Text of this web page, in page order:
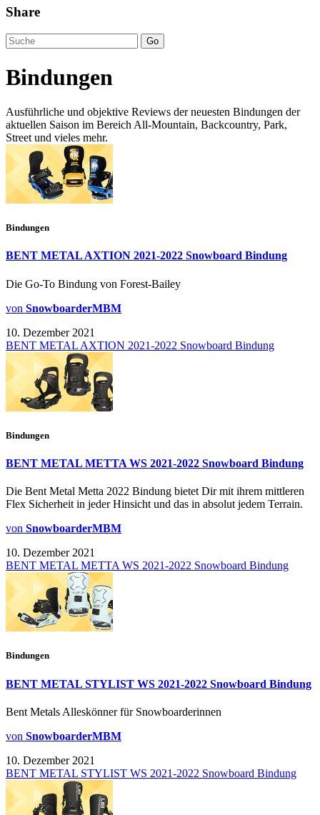
Share
Go
Bindungen
Ausführliche und objektive Reviews der neuesten Bindungen der
aktuellen Saison im Bereich All-Mountain, Backcountry, Park,
Street und vieles mehr.
Bindungen
BENT METAL AXTION 2021-2022 Snowboard Bindung
Die Go-To Bindung von Forest-Bailey
von SnowboarderMBM
10. Dezember 2021
BENT METAL AXTION 2021-2022 Snowboard Bindung
Bindungen
BENT METAL METTA WS 2021-2022 Snowboard Bindung
Die Bent Metal Metta 2022 Bindung bietet Dir mit ihrem mittleren
Flex Sicherheit in jeder Hinsicht und das in absolut jedem Terrain.
von SnowboarderMBM
10. Dezember 2021
BENT METAL METTA WS 2021-2022 Snowboard Bindung
Bindungen
BENT METAL STYLIST WS 2021-2022 Snowboard Bindung
Bent Metals Alleskönner für Snowboarderinnen
von SnowboarderMBM
10. Dezember 2021
BENT METAL STYLIST WS 2021-2022 Snowboard Bindung